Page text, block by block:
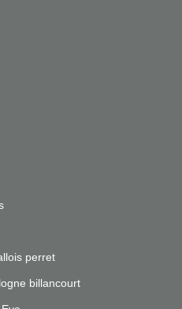
perret
billancourt